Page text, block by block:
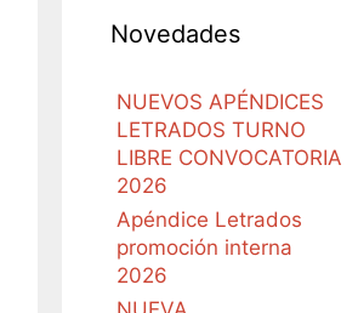
Novedades
NUEVOS APÉNDICES
LETRADOS TURNO
LIBRE CONVOCATORIA
2026
Apéndice Letrados
promoción interna
2026